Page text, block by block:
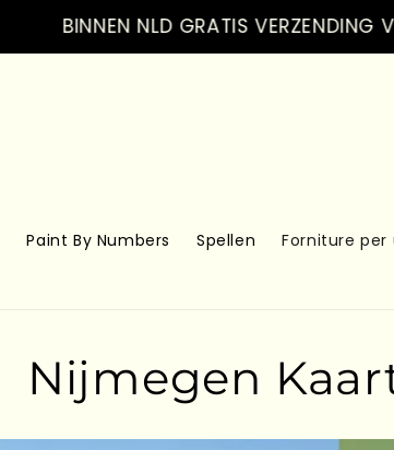
BINNEN NLD GRATIS VERZENDING
Paint By Numbers Spellen Forniture
Nijmegen